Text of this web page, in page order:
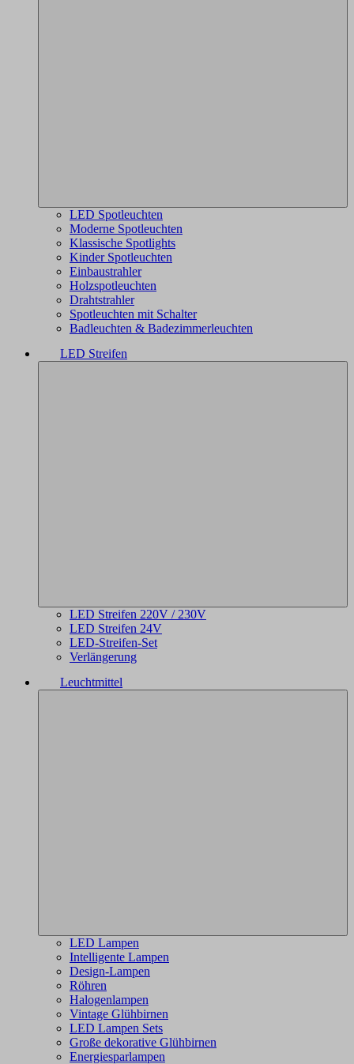
LED Spotleuchten
Moderne Spotleuchten
Klassische Spotlights
Kinder Spotleuchten
Einbaustrahler
Holzspotleuchten
Drahtstrahler
Spotleuchten mit Schalter
Badleuchten & Badezimmerleuchten
LED Streifen
LED Streifen 220V / 230V
LED Streifen 24V
LED-Streifen-Set
Verlängerung
Leuchtmittel
LED Lampen
Intelligente Lampen
Design-Lampen
Röhren
Halogenlampen
Vintage Glühbirnen
LED Lampen Sets
Große dekorative Glühbirnen
Energiesparlampen